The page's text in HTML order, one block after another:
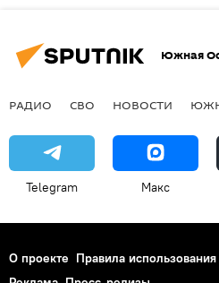
Южная
РАДИО СВО НОВОСТИ
Telegram Макс
О проекте Правила использования